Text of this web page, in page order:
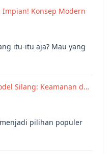
Konsep Modern
itu-itu aja? Mau yang
Silang: Keamanan d…
pilihan populer